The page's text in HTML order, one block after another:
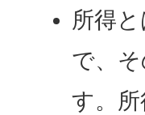
所得
で、
す。